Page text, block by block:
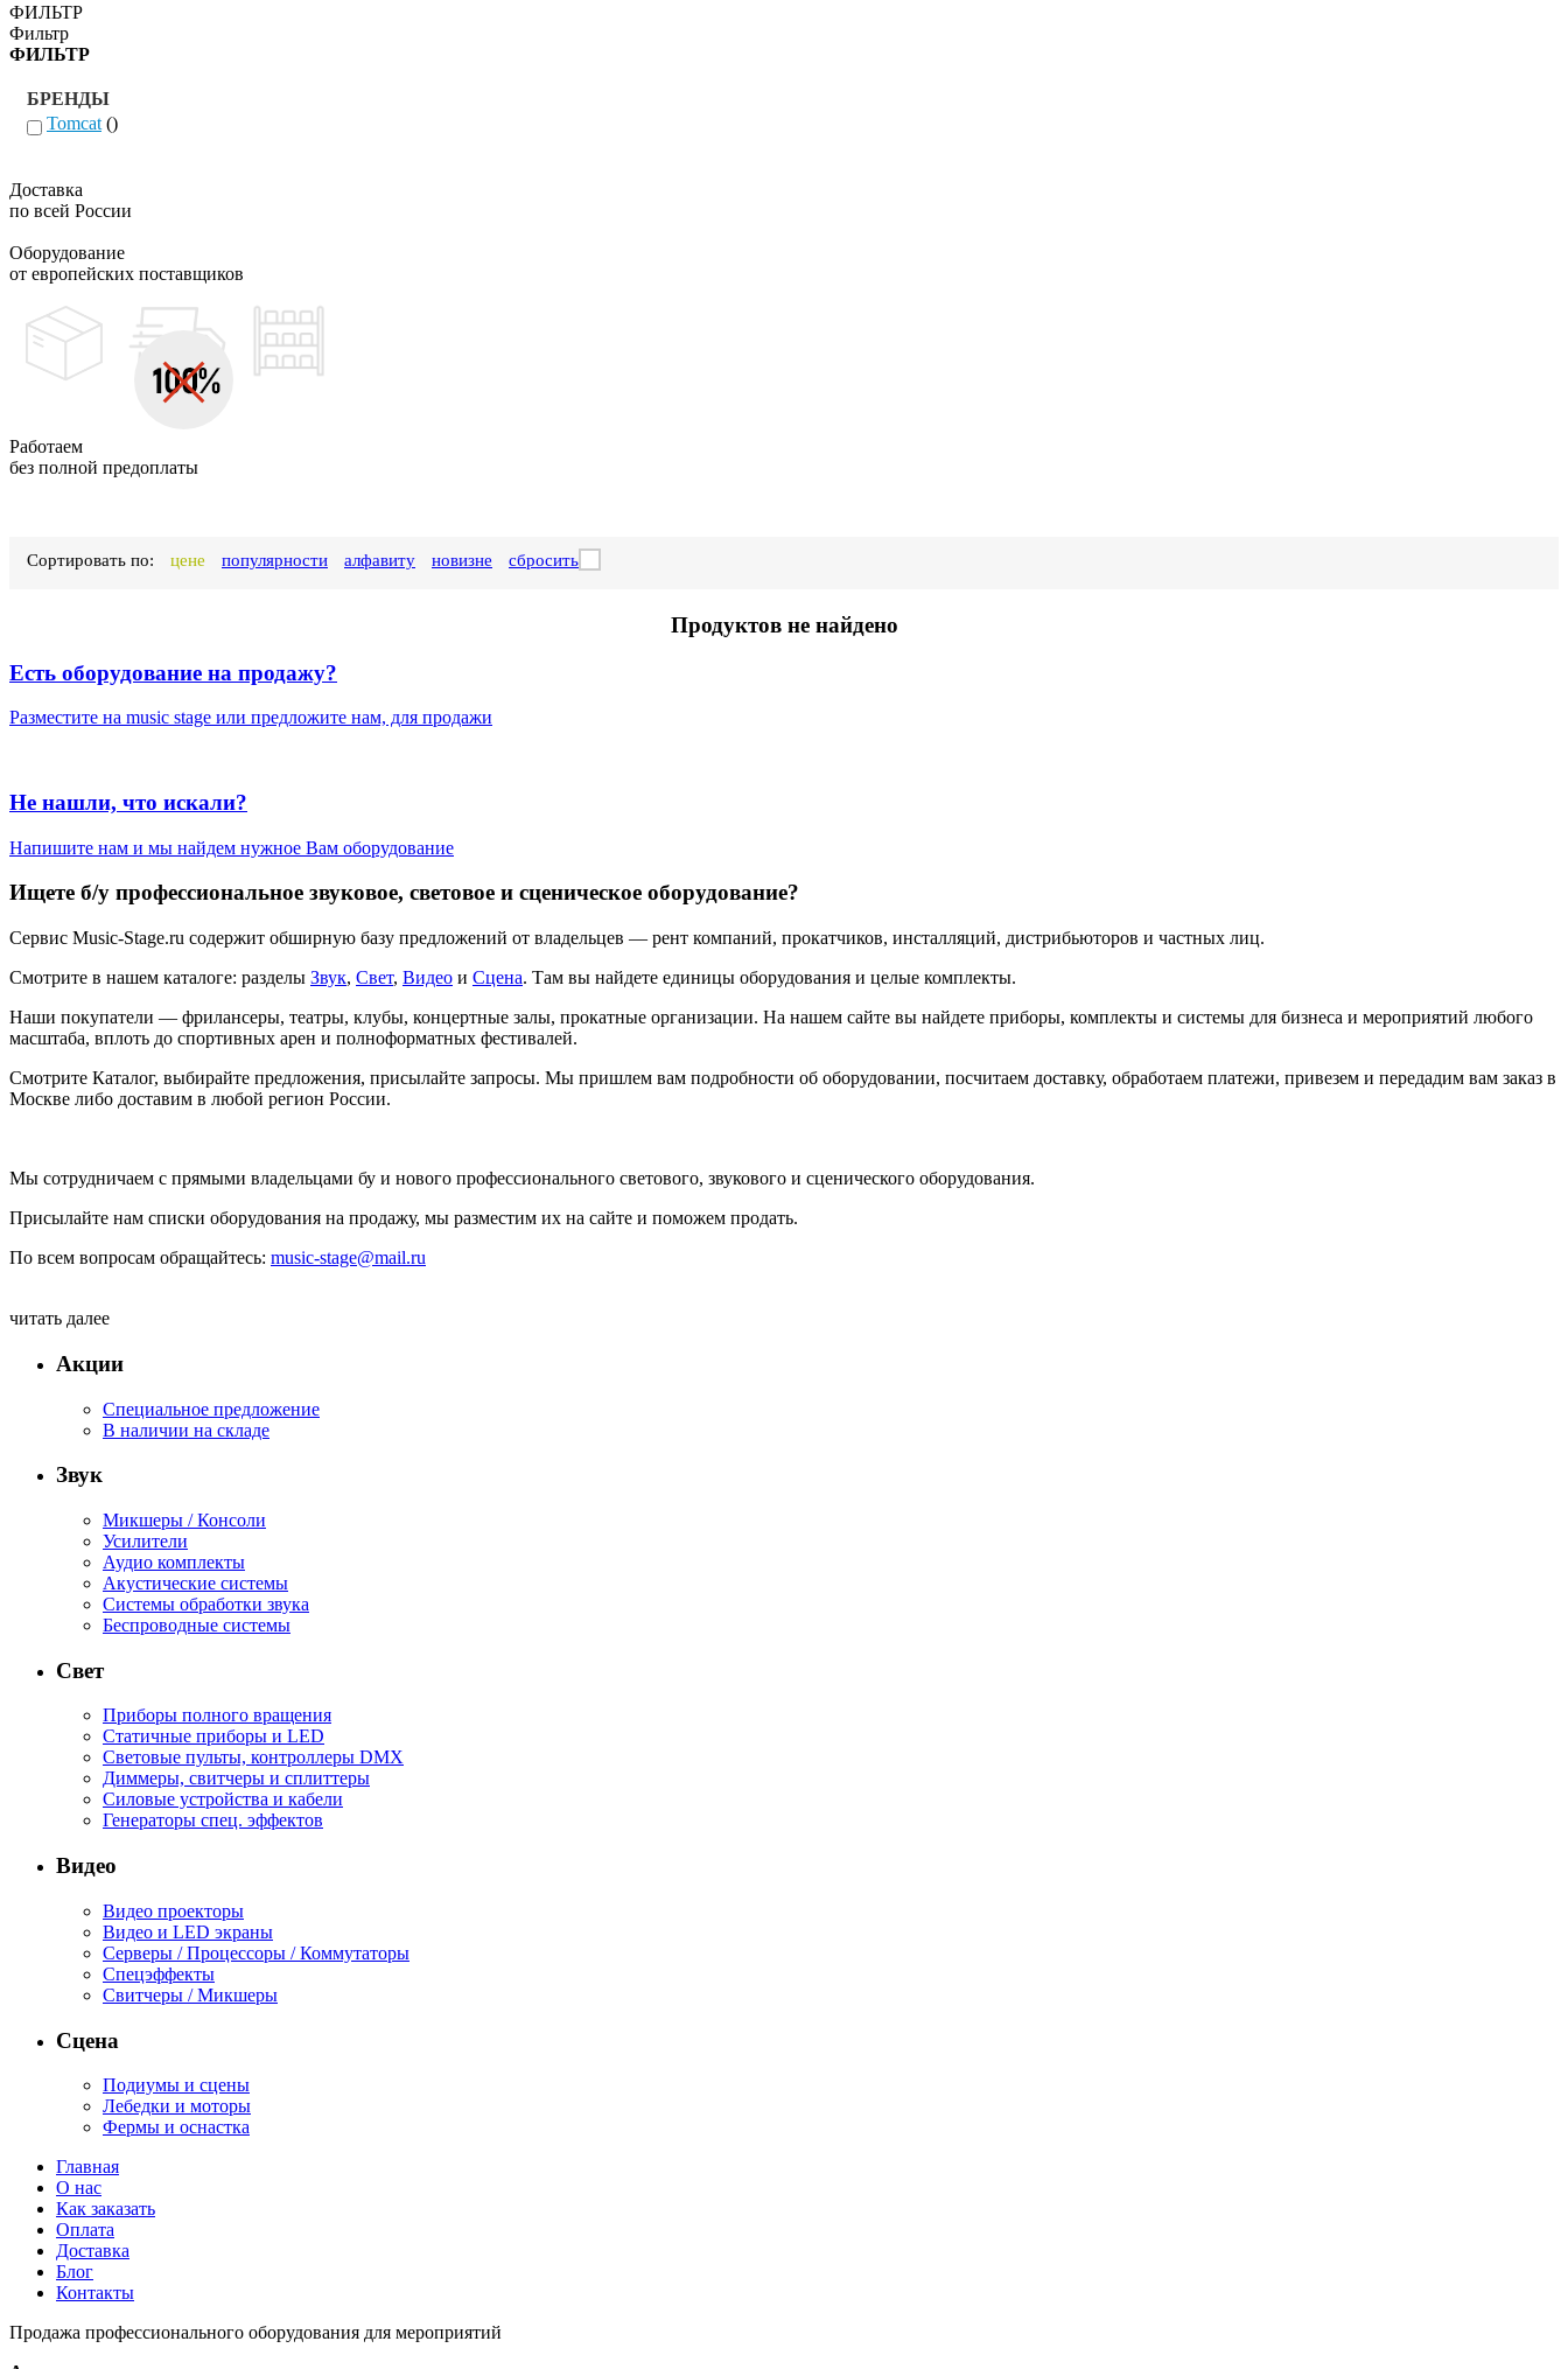
ФИЛЬТР
Фильтр
ФИЛЬТР
БРЕНДЫ
Tomcat ()
Доставка
по всей России
Оборудование
от европейских поставщиков
Работаем
без полной предоплаты
Сортировать по: цене популярности алфавиту новизне сбросить
Продуктов не найдено
Есть оборудование на продажу?
Разместите на music stage или предложите нам, для продажи
Не нашли, что искали?
Напишите нам и мы найдем нужное Вам оборудование
Ищете б/у профессиональное звуковое, световое и сценическое оборудование?
Сервис Music-Stage.ru содержит обширную базу предложений от владельцев — рент компаний, прокатчиков, инсталляций, дистрибьюторов и частных лиц.
Смотрите в нашем каталоге: разделы Звук, Свет, Видео и Сцена. Там вы найдете единицы оборудования и целые комплекты.
Наши покупатели — фрилансеры, театры, клубы, концертные залы, прокатные организации. На нашем сайте вы найдете приборы, комплекты и системы для бизнеса и мероприятий любого
масштаба, вплоть до спортивных арен и полноформатных фестивалей.
Смотрите Каталог, выбирайте предложения, присылайте запросы. Мы пришлем вам подробности об оборудовании, посчитаем доставку, обработаем платежи, привезем и передадим вам заказ в
Москве либо доставим в любой регион России.
Мы сотрудничаем с прямыми владельцами бу и нового профессионального светового, звукового и сценического оборудования.
Присылайте нам списки оборудования на продажу, мы разместим их на сайте и поможем продать.
По всем вопросам обращайтесь: music-stage@mail.ru
читать далее
Акции
Специальное предложение
В наличии на складе
Звук
Микшеры / Консоли
Усилители
Аудио комплекты
Акустические системы
Системы обработки звука
Беспроводные системы
Свет
Приборы полного вращения
Статичные приборы и LED
Световые пульты, контроллеры DMX
Диммеры, свитчеры и сплиттеры
Силовые устройства и кабели
Генераторы спец. эффектов
Видео
Видео проекторы
Видео и LED экраны
Серверы / Процессоры / Коммутаторы
Спецэффекты
Свитчеры / Микшеры
Сцена
Подиумы и сцены
Лебедки и моторы
Фермы и оснастка
Главная
О нас
Как заказать
Оплата
Доставка
Блог
Контакты
Продажа профессионального оборудования для мероприятий